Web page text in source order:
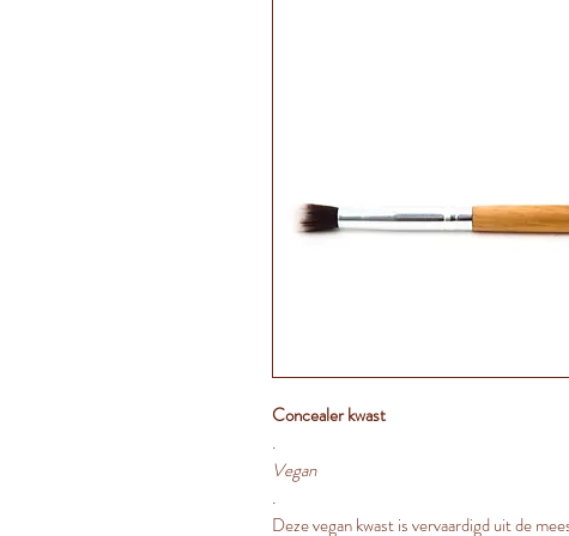
Concealer kwast
.
Vegan
.
Deze vegan kwast is vervaardigd uit de